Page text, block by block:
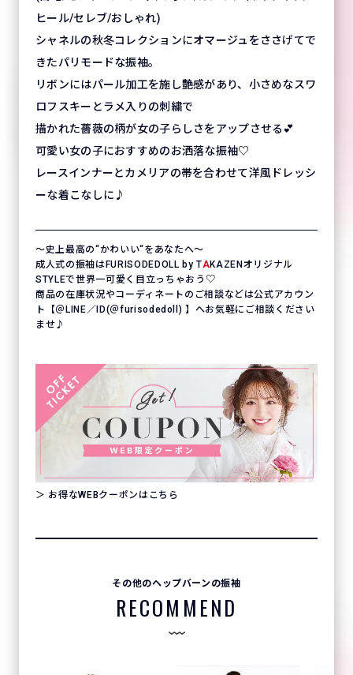
ヒール/セレブ/おしゃれ)
シャネルの秋冬コレクションにオマージュをささげてで
きたパリモードな振袖。
リボンにはパール加工を施し艶感があり、小さめなスワ
ロフスキーとラメ入りの刺繍で
描かれた薔薇の柄が女の子らしさをアップさせる💕
可愛い女の子におすすめのお洒落な振袖♡
レースインナーとカメリアの帯を合わせて洋風ドレッシ
ーな着こなしに♪
〜史上最高の“かわいい“をあなたへ〜
成人式の振袖はFURISODEDOLL by TAKAZENオリジナル
STYLEで世界一可愛く目立っちゃおう♡
商品の在庫状況やコーディネートのご相談などは公式アカウン
ト【＠LINE／ID(＠furisodedoll) 】へお気軽にご相談ください
ませ♪
＞ お得なWEBクーポンはこちら
その他のヘップバーンの振袖
RECOMMEND